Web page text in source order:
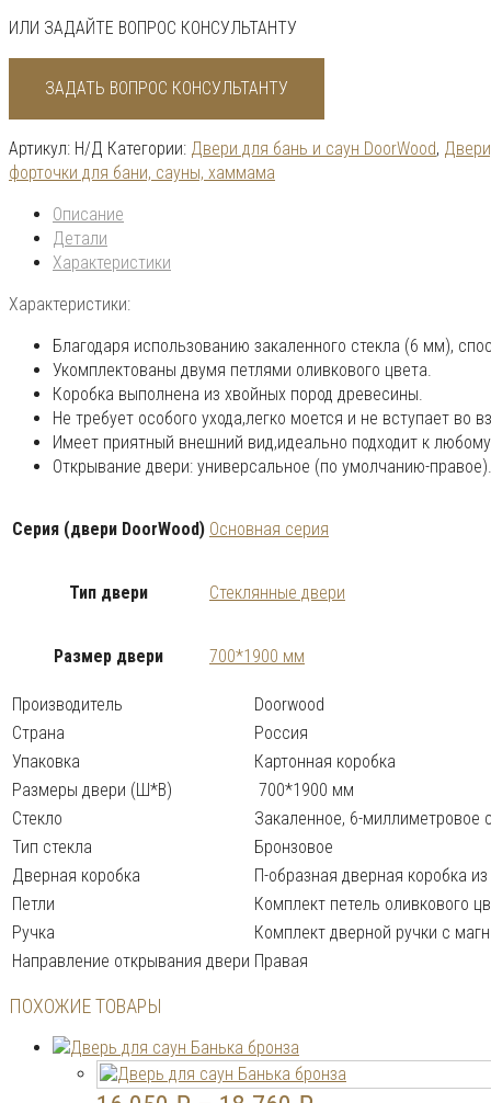
ИЛИ ЗАДАЙТЕ ВОПРОС КОНСУЛЬТАНТУ
ЗАДАТЬ ВОПРОС КОНСУЛЬТАНТУ
Артикул: Н/Д Категории: Двери для бань и саун DoorWood,
форточки для бани, сауны, хаммама
Описание
Детали
Характеристики
Характеристики:
Благодаря использованию закаленного стекла (6 мм),
Укомплектованы двумя петлями оливкового цвета.
Коробка выполнена из хвойных пород древесины.
Не требует особого ухода,легко моется и не вступает
Имеет приятный внешний вид,идеально подходит к
Открывание двери: универсальное (по умолчанию-правое).
Серия (двери DoorWood) Основная серия
Тип двери Стеклянные двери
Размер двери 700*1900 мм
Производитель
Doorwood
Страна
Россия
Упаковка
Картонная коробка
Размеры двери (Ш*В)
700*1900 мм
Стекло
Закаленное, 6-миллиметровое
Тип стекла
Бронзовое
Дверная коробка
П-образная дверная коробка
Петли
Комплект петель оливкового
Ручка
Комплект дверной ручки с
Направление открывания двери Правая
ПОХОЖИЕ ТОВАРЫ